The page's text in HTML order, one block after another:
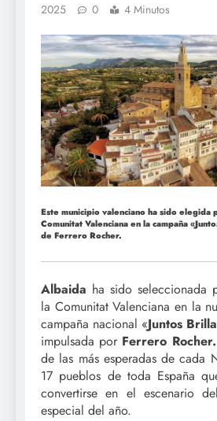
2025
0 4 Minutos
Este municipio valenciano ha sido elegida
Comunitat Valenciana en la campaña
de Ferrero Rocher.
Albaida ha sido seleccionada
la Comunitat Valenciana en la
campaña nacional «Juntos
impulsada por Ferrero Rocher.
de las más esperadas de cada
17 pueblos de toda España
convertirse en el escenario
especial del año.